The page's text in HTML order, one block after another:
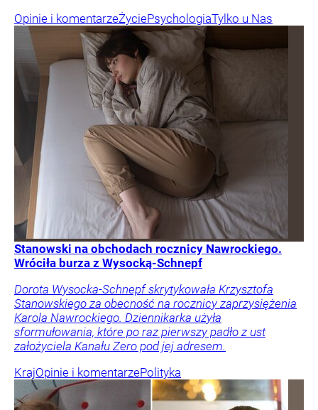
Opinie i komentarzeŻyciePsychologiaTylko u Nas
Stanowski na obchodach rocznicy Nawrockiego.
Wróciła burza z Wysocką-Schnepf
Dorota Wysocka-Schnepf skrytykowała Krzysztofa
Stanowskiego za obecność na rocznicy zaprzysiężenia
Karola Nawrockiego. Dziennikarka użyła
sformułowania, które po raz pierwszy padło z ust
założyciela Kanału Zero pod jej adresem.
KrajOpinie i komentarzePolityka